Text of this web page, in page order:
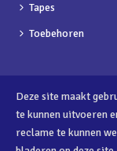
Tapes
Toebehoren
Deze site maakt
te kunnen uitvoeren
reclame te kunnen